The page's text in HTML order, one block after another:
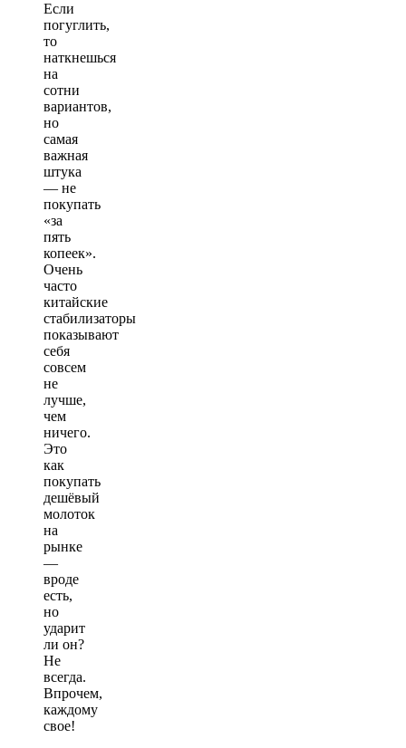
Если
погуглить,
то
наткнешься
на
сотни
вариантов,
но
самая
важная
штука
— не
покупать
«за
пять
копеек».
Очень
часто
китайские
стабилизаторы
показывают
себя
совсем
не
лучше,
чем
ничего.
Это
как
покупать
дешёвый
молоток
на
рынке
—
вроде
есть,
но
ударит
ли он?
Не
всегда.
Впрочем,
каждому
свое!